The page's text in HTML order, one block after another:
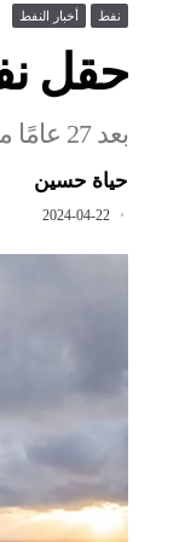
نفط أخبار النفط
حقل نفط
بعد 27 عامًا من اكتشافه
حياة حسين
2024-04-22